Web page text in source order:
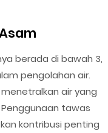
berada di bawah 3,
pengolahan air.
air yang
tawas
kontribusi penting